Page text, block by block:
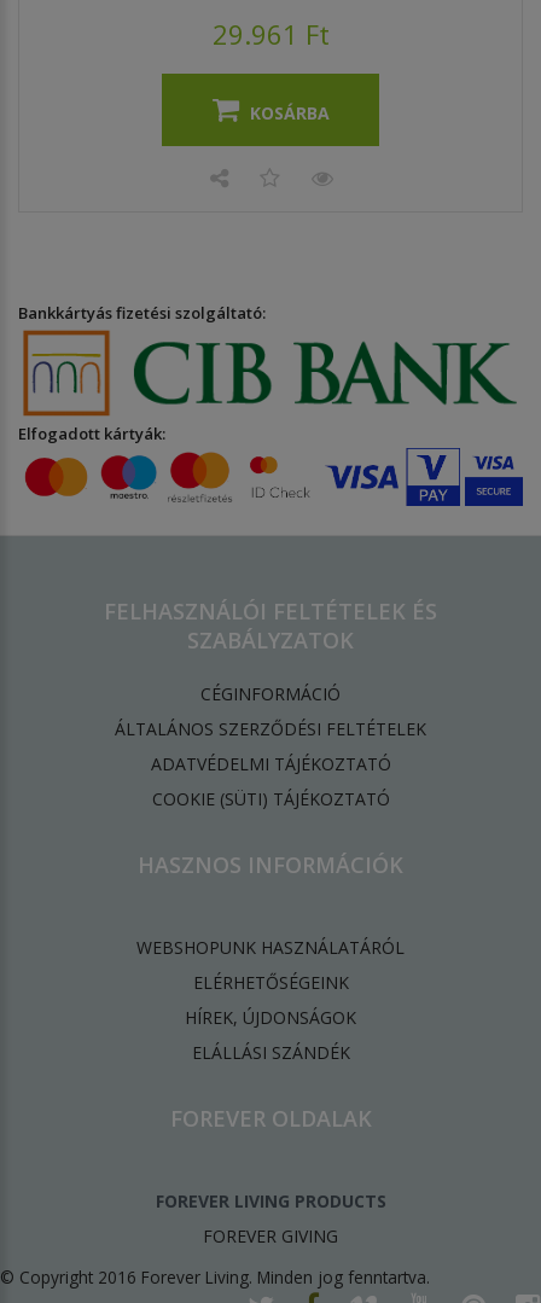
29.961 Ft
KOSÁRBA
Bankkártyás fizetési szolgáltató:
Elfogadott kártyák:
FELHASZNÁLÓI FELTÉTELEK ÉS
SZABÁLYZATOK
CÉGINFORMÁCIÓ
ÁLTALÁNOS SZERZŐDÉSI FELTÉTELEK
ADATVÉDELMI TÁJÉKOZTATÓ
​COOKIE (SÜTI) TÁJÉKOZTATÓ
HASZNOS INFORMÁCIÓK
WEBSHOPUNK HASZNÁLATÁRÓL
ELÉRHETŐSÉGEINK
HÍREK, ÚJDONSÁGOK
ELÁLLÁSI SZÁNDÉK
FOREVER OLDALAK
FOREVER LIVING PRODUCTS
FOREVER GIVING
© Copyright 2016 Forever Living. Minden jog fenntartva.